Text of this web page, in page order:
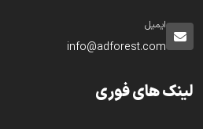
ایمیل
info@adforest.com
لینک های فوری